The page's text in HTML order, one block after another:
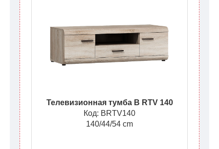
Телевизионная тумба B RTV 140
Код: BRTV140
140/44/54 cm